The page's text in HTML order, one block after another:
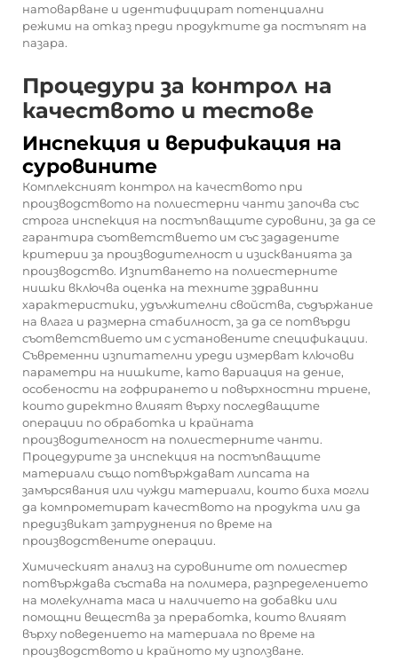
натоварване и идентифицират потенциални
режими на отказ преди продуктите да постъпят на
пазара.
Процедури за контрол на
качеството и тестове
Инспекция и верификация на
суровините
Комплексният контрол на качеството при
производството на полиестерни чанти започва със
строга инспекция на постъпващите суровини, за да се
гарантира съответствието им със зададените
критерии за производителност и изискванията за
производство. Изпитването на полиестерните
нишки включва оценка на техните здравинни
характеристики, удължителни свойства, съдържание
на влага и размерна стабилност, за да се потвърди
съответствието им с установените спецификации.
Съвременни изпитателни уреди измерват ключови
параметри на нишките, като вариация на дение,
особености на гофрирането и повърхностни триене,
които директно влияят върху последващите
операции по обработка и крайната
производителност на полиестерните чанти.
Процедурите за инспекция на постъпващите
материали също потвърждават липсата на
замърсявания или чужди материали, които биха могли
да компрометират качеството на продукта или да
предизвикат затруднения по време на
производствените операции.
Химическият анализ на суровините от полиестер
потвърждава състава на полимера, разпределението
на молекулната маса и наличието на добавки или
помощни вещества за преработка, които влияят
върху поведението на материала по време на
производството и крайното му използване.